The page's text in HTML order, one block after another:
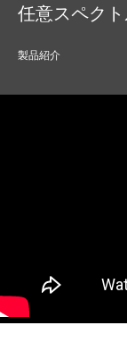
任意スペク
製品紹介